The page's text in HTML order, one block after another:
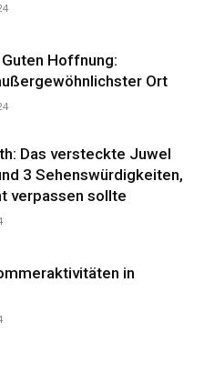
Hoffnung:
Ort
Das versteckte Juwel
3 Sehenswürdigkeiten,
verpassen sollte
in